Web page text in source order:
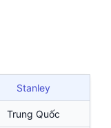
Stanley
Trung Quốc